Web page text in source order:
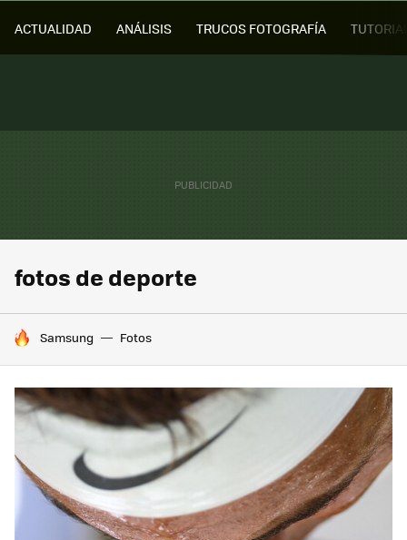
ACTUALIDAD ANÁLISIS TRUCOS FOTOGRAFÍA
fotos de deporte
HOY SE HABLA DE
Samsung Fotos